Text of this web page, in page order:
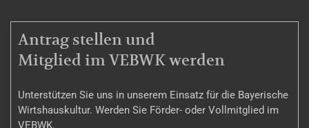
MITGLIEDSCHAFT
Antrag stellen und
Mitglied im VEBWK werden
Unterstützen Sie uns in unserem Einsatz für die Bayerische
Wirtshauskultur. Werden Sie Förder- oder Vollmitglied im
VEBWK.